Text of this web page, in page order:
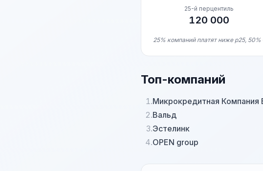
25-й перцентиль
120 000
25% компаний платят ниже p25,
Топ-компаний
1.Микрокредитная Компания
2.Вальд
3.Эстелинк
4.OPEN group